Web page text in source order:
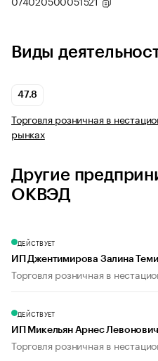
Виды
47.8
Торговля розничная в
рынках
Другие
ОКВЭД
ДЕЙСТВУЕТ
ИП Джентимирова Залина
Торговля розничная в
ДЕЙСТВУЕТ
ИП Микельян Арнес Левонович
Торговля розничная в